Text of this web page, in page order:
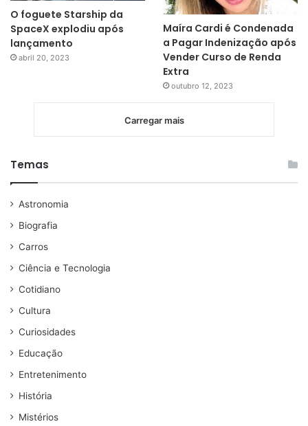
O foguete Starship da
SpaceX explodiu após
lançamento
abril 20, 2023
Maíra Cardi é Condenada
a Pagar Indenização após
Vender Curso de Renda
Extra
outubro 12, 2023
Carregar mais
Temas
Astronomia
Biografia
Carros
Ciência e Tecnologia
Cotidiano
Cultura
Curiosidades
Educação
Entretenimento
História
Mistérios